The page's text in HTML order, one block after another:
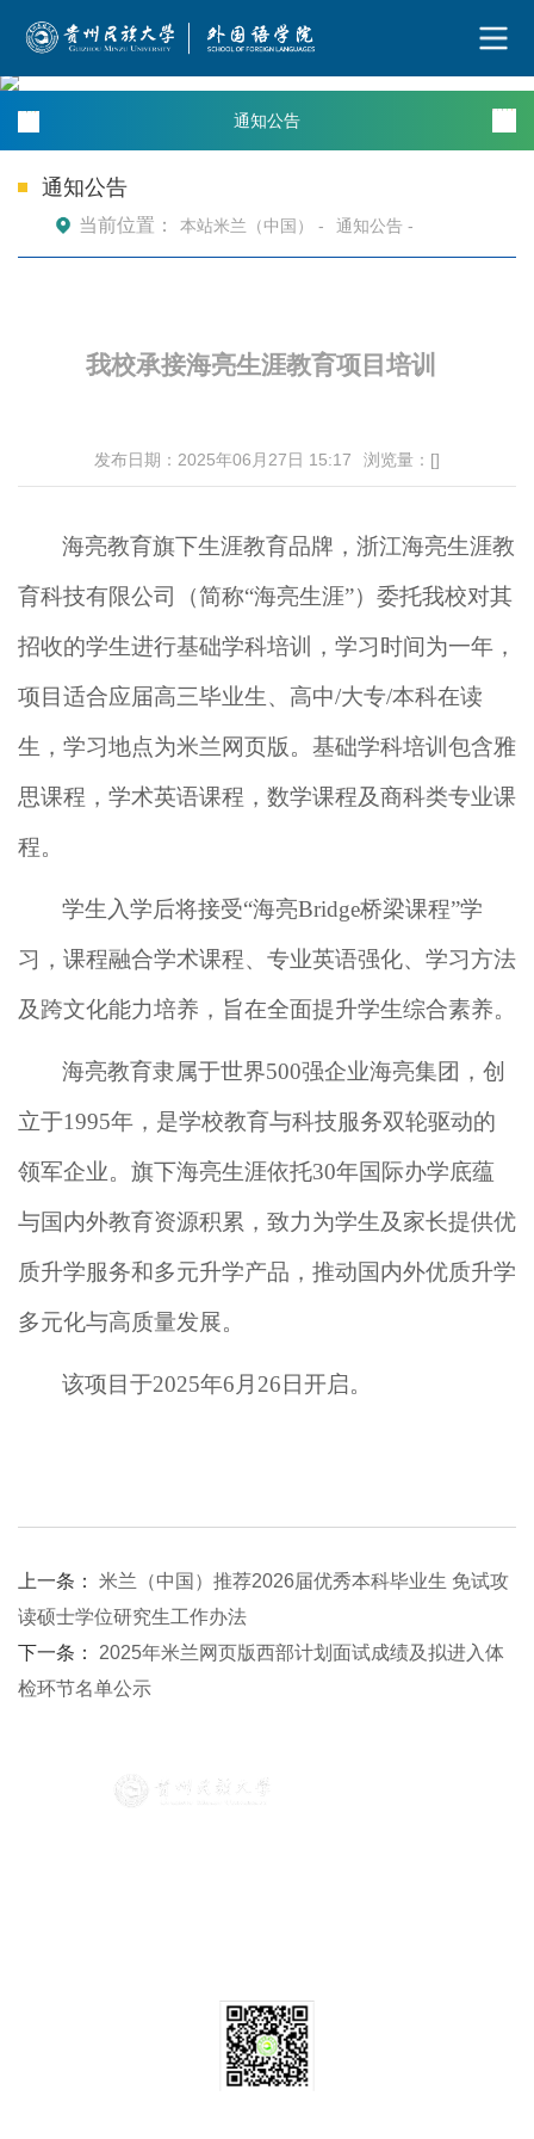
通知公告
通知公告
当前位置： 本站米兰（中国） - 通知公告 -
我校承接海亮生涯教育项目培训
发布日期：2025年06月27日 15:17 浏览量：[]
海亮教育旗下生涯教育品牌，浙江海亮生涯教
育科技有限公司（简称“海亮生涯”）委托我校对其
招收的学生进行基础学科培训，学习时间为一年，
项目适合应届高三毕业生、高中/大专/本科在读
生 ， 学习地点为米兰网页版。基础学科培训包含雅
思课程，学术英语课程，数学课程及商科类专业课
程。
学生入学后将接受“海亮Bridge桥梁课程”学
习，课程融合学术课程、专业英语强化、学习方法
及跨文化能力培养，旨在全面提升学生综合素养。
海亮教育隶属于世界500强企业海亮集团，创
立于1995年，是学校教育与科技服务双轮驱动的
领军企业。旗下海亮生涯依托30年国际办学底蕴
与国内外教育资源积累，致力为学生及家长提供优
质升学服务和多元升学产品，推动国内外优质升学
多元化与高质量发展。
该项目于2025年6月26日开启。
上一条： 米兰（中国）推荐2026届优秀本科毕业生 免试攻
读硕士学位研究生工作办法
下一条： 2025年米兰网页版西部计划​面试成绩及拟进入体
检环节名单公示